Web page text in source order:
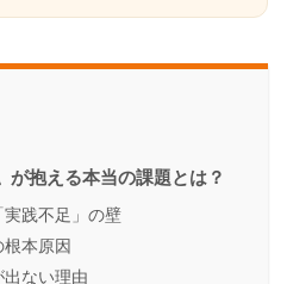
が抱える本当の課題とは？
実践不足」の壁
本原因
ない理由